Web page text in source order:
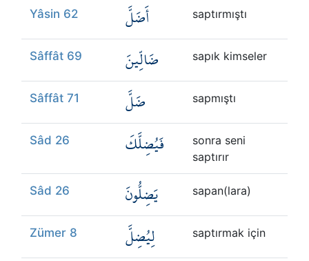
Yâsin 62 أَضَلَّ saptırmıştı
Sâffât 69 ضَالِّينَ sapık kimseler
Sâffât 71 ضَلَّ sapmıştı
Sâd 26 فَيُضِلَّكَ
sonra seni
saptırır
Sâd 26 يَضِلُّونَ sapan(lara)
Zümer 8 لِيُضِلَّ saptırmak için